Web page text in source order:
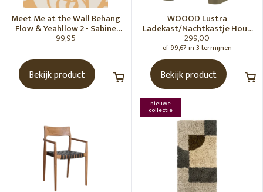
Meet Me at the Wall Behang
Flow & Yeahllow 2 - Sabine
van Vessem
99,95
Bekijk product
WOOOD Lustra
Ladekast/Nachtkastje Hout
Hoogglans Groen [Fsc]
299,00
of 99,67 in 3 termijnen
Bekijk product
nieuwe
collectie